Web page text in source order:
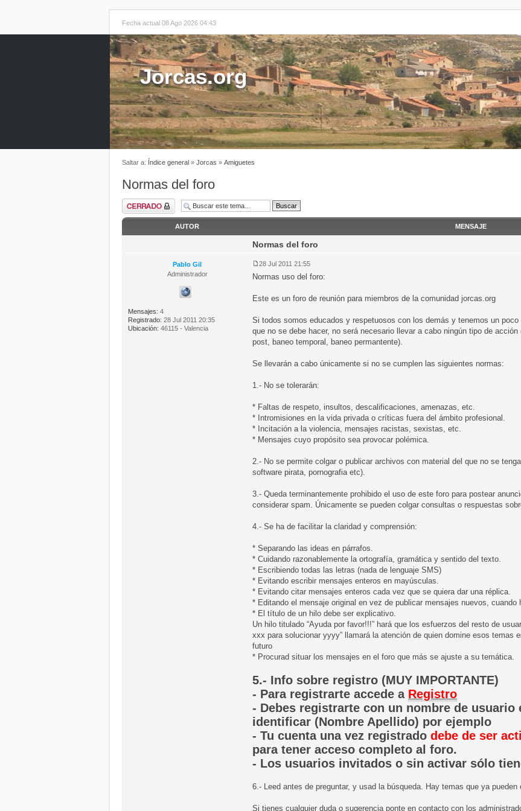
Fecha actual 08 Ago 2026 04:43
Jorcas.org
Saltar a: Índice general » Jorcas » Amiguetes
Normas del foro
AUTOR MENSAJE
Pablo Gil
Administrador
Mensajes: 4
Registrado: 28 Jul 2011 20:35
Ubicación: 46115 - Valencia
Normas del foro
28 Jul 2011 21:55
Normas uso del foro:
Este es un foro de reunión para miembros de la comunidad jorcas.org
Si todos somos educados y respetuosos con los demás y tenemos un
que no se debe hacer, no será necesario llevar a cabo ningún tipo de
post, baneo temporal, baneo permantente).
Se llevarán a cabo únicamente si no se cumplen las siguientes normas:
1.- No se tolerarán:
* Faltas de respeto, insultos, descalificaciones, amenazas, etc.
* Intromisiones en la vida privada o críticas fuera del ámbito profesional.
* Incitación a la violencia, mensajes racistas, sexistas, etc.
* Mensajes cuyo propósito sea provocar polémica.
2.- No se permite colgar o publicar archivos con material del que no se
software pirata, pornografia etc).
3.- Queda terminantemente prohibido el uso de este foro para postear
considerar spam. Únicamente se pueden colgar consultas o respuestas
4.- Se ha de facilitar la claridad y comprensión:
* Separando las ideas en párrafos.
* Cuidando razonablemente la ortografía, gramática y sentido del texto.
* Escribiendo todas las letras (nada de lenguaje SMS)
* Evitando escribir mensajes enteros en mayúsculas.
* Evitando citar mensajes enteros cada vez que se quiera dar una réplica.
* Editando el mensaje original en vez de publicar mensajes nuevos, cuando
* El título de un hilo debe ser explicativo.
Un hilo titulado “Ayuda por favor!!!” hará que los esfuerzos del resto de
xxx para solucionar yyyy” llamará la atención de quien domine esos temas
futuro
* Procurad situar los mensajes en el foro que más se ajuste a su temática.
5.- Info sobre registro (MUY IMPORTANTE)
- Para registrarte accede a Registro
- Debes registrarte con un nombre de usuario
identificar (Nombre Apellido) por ejemplo
- Tu cuenta una vez registradodebe de ser
para tener acceso completo al foro.
- Los usuarios invitados o sin activar sólo
6.- Leed antes de preguntar, y usad la búsqueda. Hay temas que ya pueden
Si tienes cualquier duda o sugerencia ponte en contacto con los